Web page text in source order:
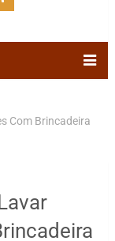
Com Brincadeira